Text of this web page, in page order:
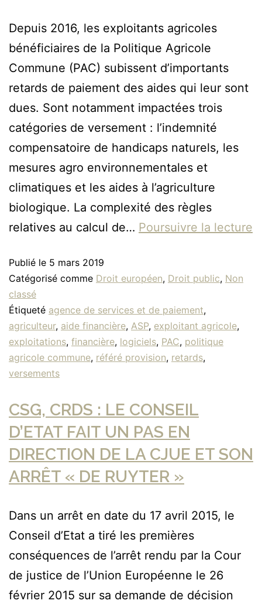
Depuis 2016, les exploitants agricoles
bénéficiaires de la Politique Agricole
Commune (PAC) subissent d’importants
retards de paiement des aides qui leur sont
dues. Sont notamment impactées trois
catégories de versement : l’indemnité
compensatoire de handicaps naturels, les
mesures agro environnementales et
climatiques et les aides à l’agriculture
biologique. La complexité des règles
relatives au calcul de… Poursuivre la lecture
Publié le 5 mars 2019
Catégorisé comme Droit européen, Droit public, Non
classé
Étiqueté agence de services et de paiement,
agriculteur, aide financière, ASP, exploitant agricole,
exploitations, financière, logiciels, PAC, politique
agricole commune, référé provision, retards,
versements
CSG, CRDS : LE CONSEIL
D’ETAT FAIT UN PAS EN
DIRECTION DE LA CJUE ET SON
ARRÊT « DE RUYTER »
Dans un arrêt en date du 17 avril 2015, le
Conseil d’Etat a tiré les premières
conséquences de l’arrêt rendu par la Cour
de justice de l’Union Européenne le 26
février 2015 sur sa demande de décision